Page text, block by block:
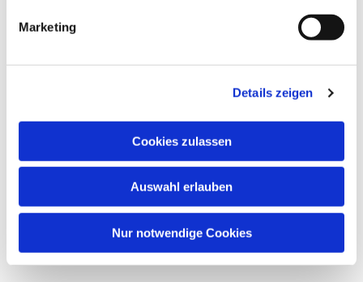
Marketing
Details zeigen
Cookies zulassen
Auswahl erlauben
Nur notwendige Cookies
interessieren